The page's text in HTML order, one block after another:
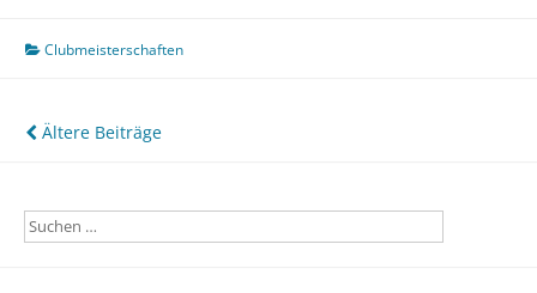
Clubmeisterschaften
Beitragsnavigation
Ältere Beiträge